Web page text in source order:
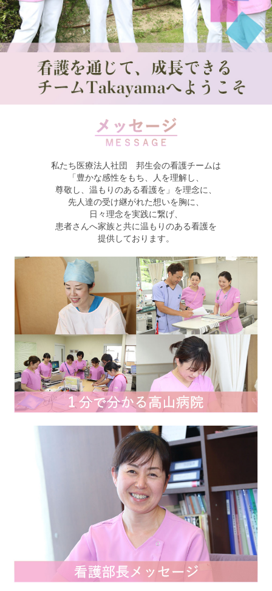
私たち医療法人社団 邦生会の看護チームは
「豊かな感性をもち、人を理解し、
尊敬し、温もりのある看護を」を理念に、
先人達の受け継がれた想いを胸に、
日々理念を実践に繋げ、
患者さんへ家族と共に温もりのある看護を
提供しております。